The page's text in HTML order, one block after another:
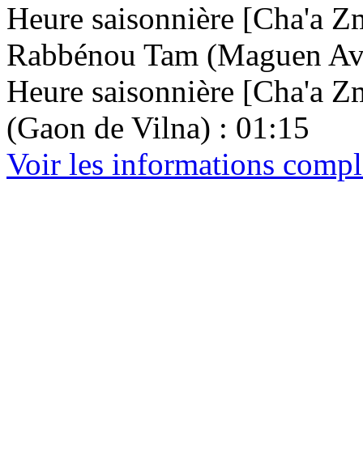
Heure saisonnière [Cha'a
Rabbénou Tam (Maguen
Heure saisonnière [Cha'a
(Gaon de Vilna) : 01:15
Voir les informations